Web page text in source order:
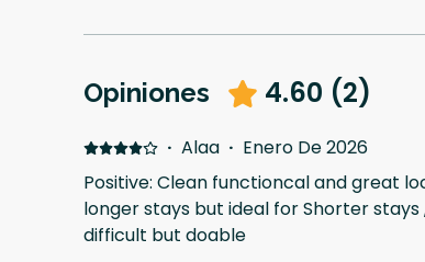
Opiniones 4.60 (2)
· Alaa · Enero De 2026
Positive: Clean functioncal and great
longer stays but ideal for Shorter
difficult but doable